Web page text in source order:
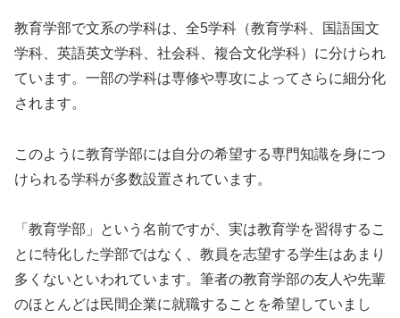
教育学部で文系の学科は、全5学科（教育学科、国語国文
学科、英語英文学科、社会科、複合文化学科）に分けられ
ています。一部の学科は専修や専攻によってさらに細分化
されます。
このように教育学部には自分の希望する専門知識を身につ
けられる学科が多数設置されています。
「教育学部」という名前ですが、実は教育学を習得するこ
とに特化した学部ではなく、教員を志望する学生はあまり
多くないといわれています。筆者の教育学部の友人や先輩
のほとんどは民間企業に就職することを希望していまし